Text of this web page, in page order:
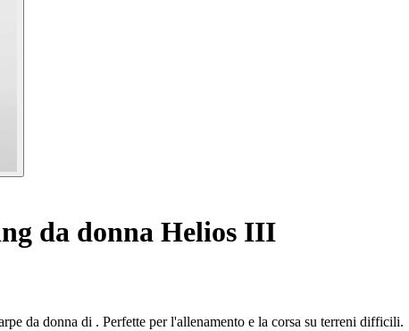
da donna Helios III
da donna di . Perfette per l'allenamento e la corsa su terreni difficili.